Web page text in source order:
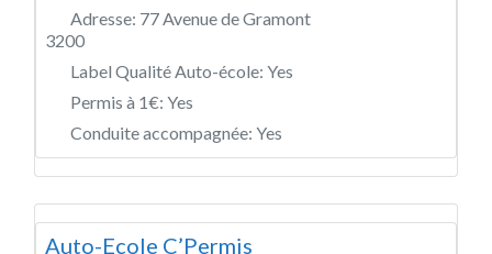
Adresse: 77 Avenue de Gramont
3200
Label Qualité Auto-école: Yes
Permis à 1€: Yes
Conduite accompagnée: Yes
Auto-Ecole C’Permis